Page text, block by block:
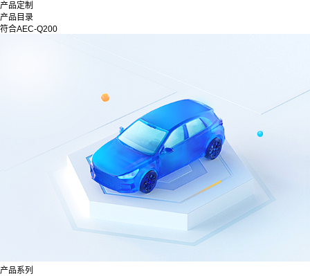
产品定制
产品目录
符合AEC-Q200
产品系列